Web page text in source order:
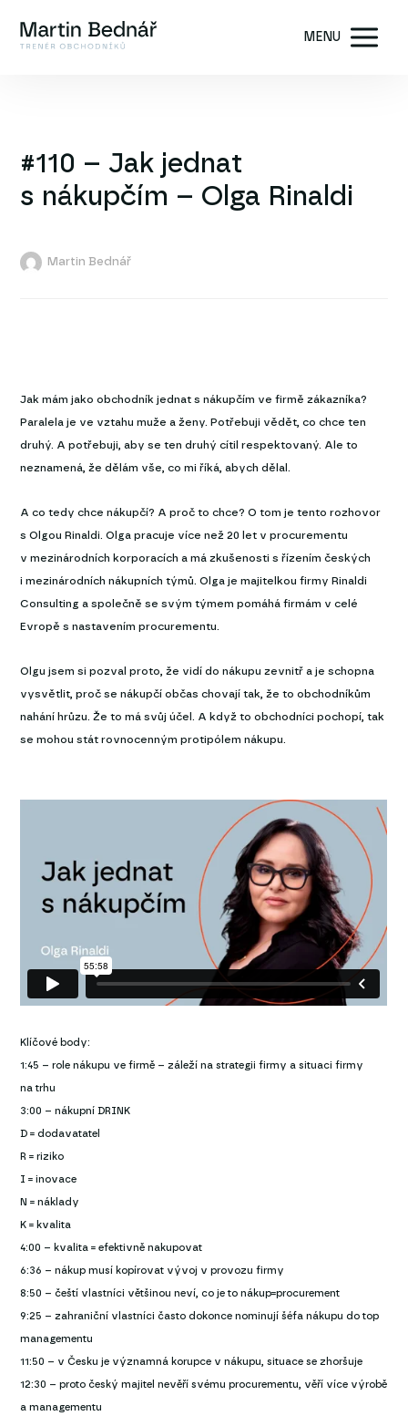
MENU
#110 – Jak jednat
s nákupčím – Olga Rinaldi
Martin Bednář
Jak mám jako obchodník jednat s nákupčím ve firmě zákazníka?
Paralela je ve vztahu muže a ženy. Potřebuji vědět, co chce ten
druhý. A potřebuji, aby se ten druhý cítil respektovaný. Ale to
neznamená, že dělám vše, co mi říká, abych dělal.
A co tedy chce nákupčí? A proč to chce? O tom je tento rozhovor
s Olgou Rinaldi. Olga pracuje více než 20 let v procurementu
v mezinárodních korporacích a má zkušenosti s řízením českých
i mezinárodních nákupních týmů. Olga je majitelkou firmy Rinaldi
Consulting a společně se svým týmem pomáhá firmám v celé
Evropě s nastavením procurementu.
Olgu jsem si pozval proto, že vidí do nákupu zevnitř a je schopna
vysvětlit, proč se nákupčí občas chovají tak, že to obchodníkům
nahání hrůzu. Že to má svůj účel. A když to obchodníci pochopí, tak
se mohou stát rovnocenným protipólem nákupu.
Klíčové body:
1:45 – role nákupu ve firmě – záleží na strategii firmy a situaci firmy
na trhu
3:00 – nákupní DRINK
D = dodavatatel
R = riziko
I = inovace
N = náklady
K = kvalita
4:00 – kvalita = efektivně nakupovat
6:36 – nákup musí kopírovat vývoj v provozu firmy
8:50 – čeští vlastníci většinou neví, co je to nákup=procurement
9:25 – zahraniční vlastníci často dokonce nominují šéfa nákupu do top
managementu
11:50 – v Česku je významná korupce v nákupu, situace se zhoršuje
12:30 – proto český majitel nevěří svému procurementu, věří více výrobě
a managementu